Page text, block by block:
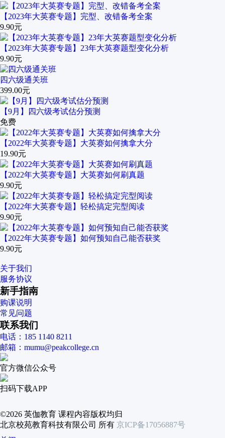
【2023年大英赛专题】完型、改错备考全案
9.90元
【2023年大英赛专题】23年大英赛题型变化分析
9.90元
四六级通关班
399.00元
【9月】四六级考试估分预测
免费
【2022年大英赛专题】大英赛如何擒拿大分
19.90元
【2022年大英赛专题】大英赛如何刷真题
9.90元
【2022年大英赛专题】轻松搞定完型阅读
9.90元
【2022年大英赛专题】如何预知自己能否获奖
9.90元
关于我们
服务协议
新手指南
购课说明
常见问题
联系我们
电话：185 1140 8211
邮箱：mumu@peakcollege.cn
官方微信公众号
扫码下载APP
©2026 英伽教育 课程内容版权均归
北京校苑教育科技有限公司 所有 京ICP备17056887号